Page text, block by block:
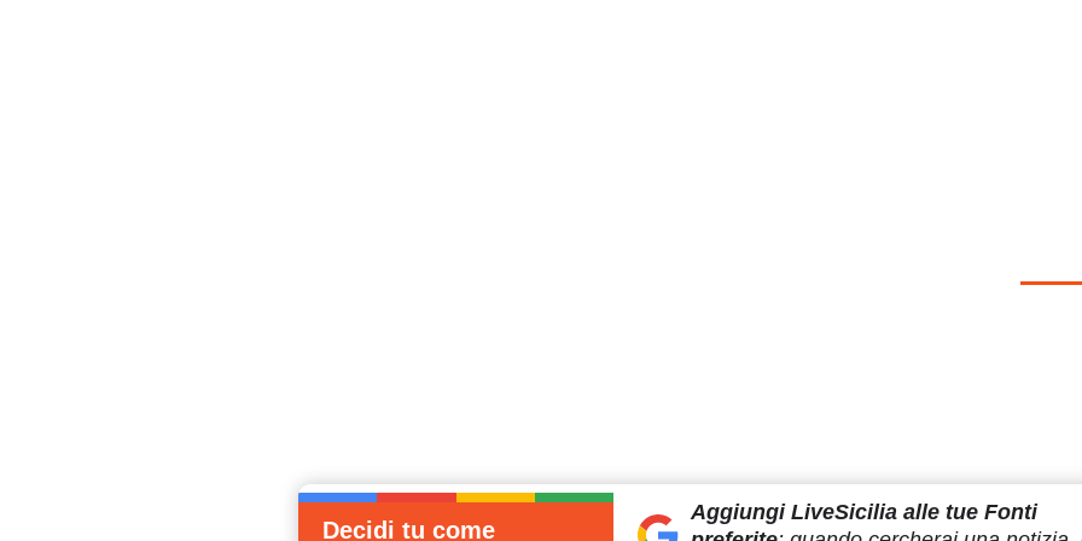
Decidi tu come
Aggiungi LiveSiciliaalle tue Fonti